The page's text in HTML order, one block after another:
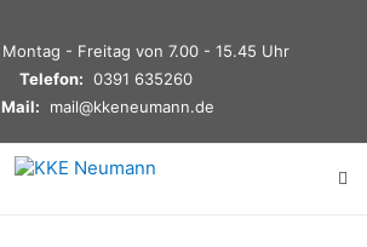
Montag - Freitag von 7.00 - 15.45 Uhr
Telefon: 0391 635260
Mail:
mail@kkeneumann.de